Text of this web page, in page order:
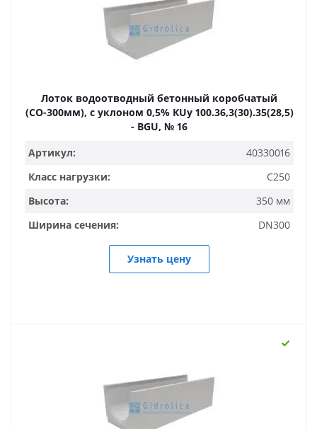
Лоток водоотводный бетонный коробчатый
(СО-300мм), с уклоном 0,5% КUу 100.36,3(30).35(28,5)
- BGU, № 16
Артикул:
40330016
Класс нагрузки:
C250
Высота:
350 мм
Ширина сечения:
DN300
Узнать цену